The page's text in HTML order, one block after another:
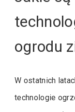
ogrodu
W ostatnich
technologie